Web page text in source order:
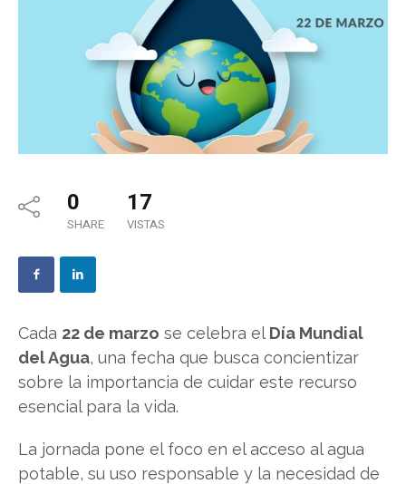
0
SHARE
17
VISTAS
Cada 22 de marzo se celebra el Día Mundial
del Agua, una fecha que busca concientizar
sobre la importancia de cuidar este recurso
esencial para la vida.
La jornada pone el foco en el acceso al agua
potable, su uso responsable y la necesidad de